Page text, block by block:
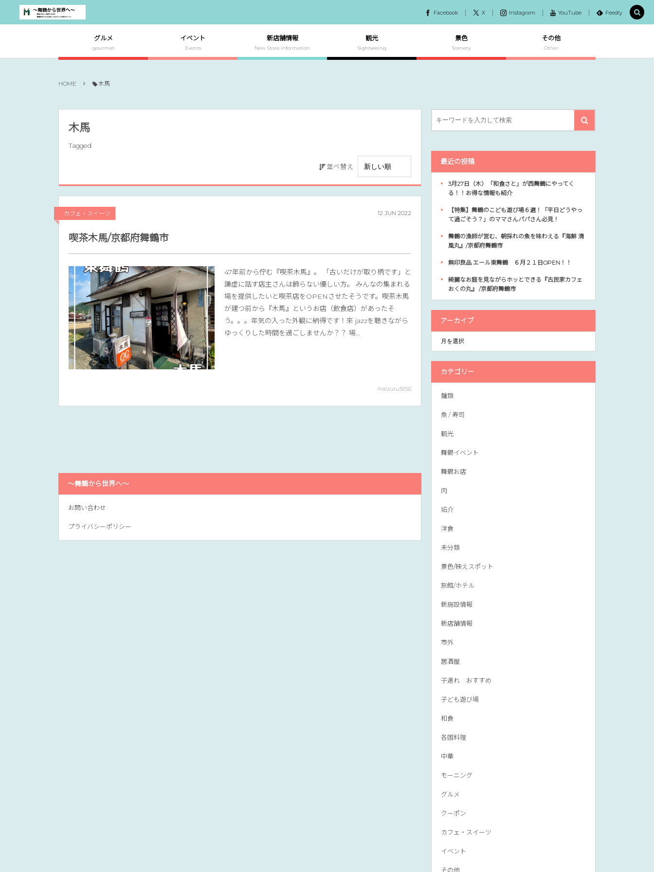
Facebook X Instagram YouTube Feedly
グルメ
gourmet
イベント
Events
新店舗情報
New Store information
観光
Sightseeing
景色
Scenery
その他
Other
HOME 木馬
木馬
Tagged
並べ替え
カフェ・スイーツ 12 JUN 2022
喫茶木馬/京都府舞鶴市
47年前から佇む『喫茶木馬』。 「古いだけが取り柄です」と
謙虚に話す店主さんは飾らない優しい方。 みんなの集まれる
場を提供したいと喫茶店をOPENさせたそうです。喫茶木馬
が建つ前から『木馬』というお店（飲食店）があったそ
う。。。年気の入った外観に納得です！來 jazzを聴きながら
ゆっくりした時間を過ごしませんか？？ 場...
maizuru5050
～舞鶴から世界へ～
お問い合わせ
プライバシーポリシー
最近の投稿
3月27日（木）「和食さと」が西舞鶴にやってく
る！！お得な情報も紹介
【特集】舞鶴のこども遊び場６選！「平日どうやっ
て過ごそう？」のママさんパパさん必見！
舞鶴の漁師が営む、朝採れの魚を味わえる『海鮮 清
風丸』/京都府舞鶴市
無印良品 エール東舞鶴 ６月２１日OPEN！！
綺麗なお庭を見ながらホッとできる『古民家カフェ
おくの丸』 /京都府舞鶴市
アーカイブ
カテゴリー
麺類
魚 / 寿司
観光
舞鶴イベント
舞鶴お店
肉
紹介
洋食
未分類
景色/映えスポット
旅館/ホテル
新施設情報
新店舗情報
市外
居酒屋
子連れ おすすめ
子ども遊び場
和食
各国料理
中華
モーニング
グルメ
クーポン
カフェ・スイーツ
イベント
その他